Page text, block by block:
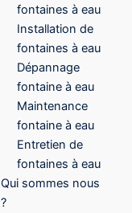
fontaines à eau
Installation de
fontaines à eau
Dépannage
fontaine à eau
Maintenance
fontaine à eau
Entretien de
fontaines à eau
Qui sommes nous
?